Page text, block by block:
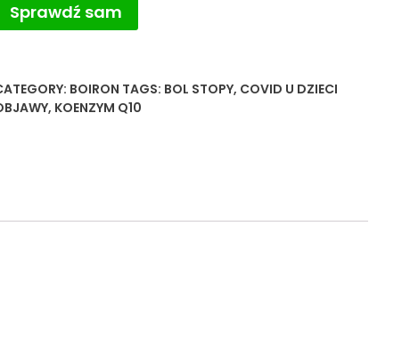
Sprawdź sam
BOIRON TAGS: BOL STOPY, COVID U DZIECI
, KOENZYM Q10